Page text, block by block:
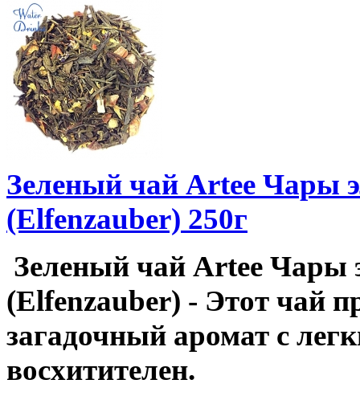
Зеленый чай Artee Чары
(Elfenzauber) 250г
Зеленый чай Artee Чары
(Elfenzauber) - Этот чай
загадочный аромат с
восхитителен.